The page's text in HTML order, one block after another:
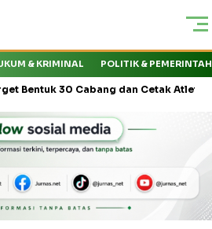
& KRIMINAL POLITIK &
30 Cabang dan Cetak Atlet Nasional